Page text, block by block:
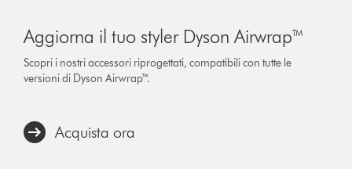
Aggiorna il tuo styler Dyson Airwrap™
Scopri i nostri accessori riprogettati, compatibili con tutte le
versioni di Dyson Airwrap™.
Acquista ora